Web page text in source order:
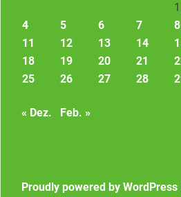
1
4
5 6 7 8
11
12 13 14
18
19 20 21
25
26 27 28
« Dez. Feb. »
Proudly powered by WordPress